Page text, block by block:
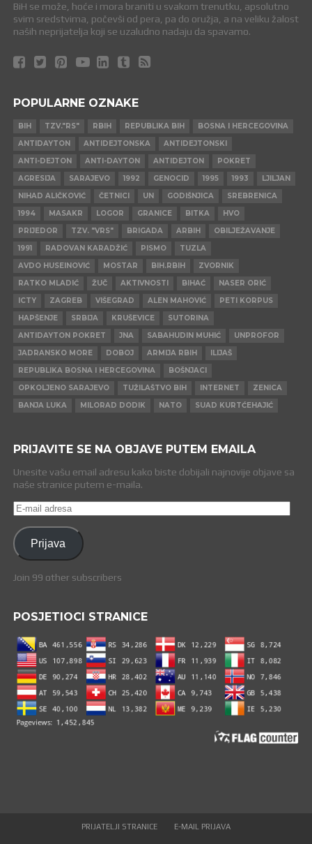
BiH se može, hoće i mora braniti u svakom trenutku, apsolutno
svim sredstvima, počevši od pera, pa do oružja, a na veliku žalost
naših neprijatelja koji se uzaludno nadaju da spavamo.
POPULARNE OZNAKE
BIH TZV."RS" RBIH REPUBLIKA BIH
BOSNA I HERCEGOVINA
ANTIDAYTON
ANTIDEJTONSKA
ANTIDEJTONSKI
ANTI-DEJTON
ANTI-DAYTON ANTIDEJTON
POKRET
AGRESIJA
SARAJEVO 1992 GENOCID 1995 1993
LJILJAN
NIHAD ALIČKOVIĆ
ČETNICI UN GODIŠNJICA
SREBRENICA
1994
MASAKR LOGOR GRANICE BITKA
HVO
PRIJEDOR
TZV. "VRS" BRIGADA ARBIH
OBILJEŽAVANJE
1991
RADOVAN KARADŽIĆ PISMO
TUZLA
AVDO HUSEINOVIĆ
MOSTAR BIH.RBIH
ZVORNIK
RATKO MLADIĆ
ŽUČ AKTIVNOSTI BIHAĆ
NASER ORIĆ
ICTY
ZAGREB VIŠEGRAD ALEN MAHOVIĆ
PETI KORPUS
HAPŠENJE
SRBIJA KRUŠEVICE
SUTORINA
ANTIDAYTON POKRET
JNA SABAHUDIN MUHIĆ
UNPROFOR
JADRANSKO MORE
DOBOJ ARMIJA RBIH
ILIJAŠ
REPUBLIKA BOSNA I HERCEGOVINA
BOŠNJACI
OPKOLJENO SARAJEVO
TUŽILAŠTVO BIH INTERNET
ZENICA
BANJA LUKA
MILORAD DODIK NATO SUAD KURTĆEHAJIĆ
PRIJAVITE SE NA OBJAVE PUTEM EMAILA
Unesite vašu email adresu kako biste dobijali najnovije objave sa
naše stranice putem e-maila.
E-
mail
adresa
Prijava
Join 99 other subscribers
POSJETIOCI STRANICE
PRIJATELJI STRANICE E-MAIL PRIJAVA